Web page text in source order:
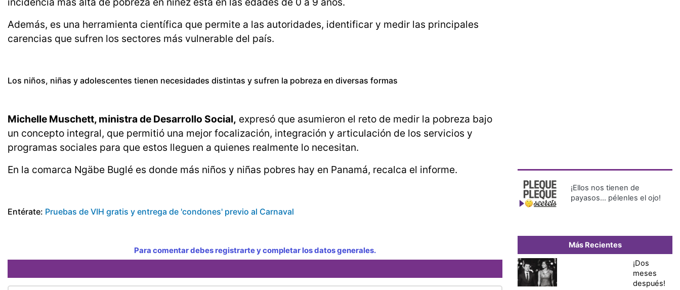
Además, es una herramienta científica que permite a las autoridades, identificar y medir las principales
carencias que sufren los sectores más vulnerable del país.
Los niños, niñas y adolescentes tienen necesidades distintas y sufren la pobreza en diversas formas
Michelle Muschett, ministra de Desarrollo Social, expresó que asumieron el reto de medir la pobreza bajo
un concepto integral, que permitió una mejor focalización, integración y articulación de los servicios y
programas sociales para que estos lleguen a quienes realmente lo necesitan.
En la comarca Ngäbe Buglé es donde más niños y niñas pobres hay en Panamá, recalca el informe.
Entérate: Pruebas de VIH gratis y entrega de 'condones' previo al Carnaval
Para comentar debes registrarte y completar los datos generales.
¡Ellos nos tienen de
payasos… pélenles el ojo!
Más Recientes
¡Dos
meses
después!